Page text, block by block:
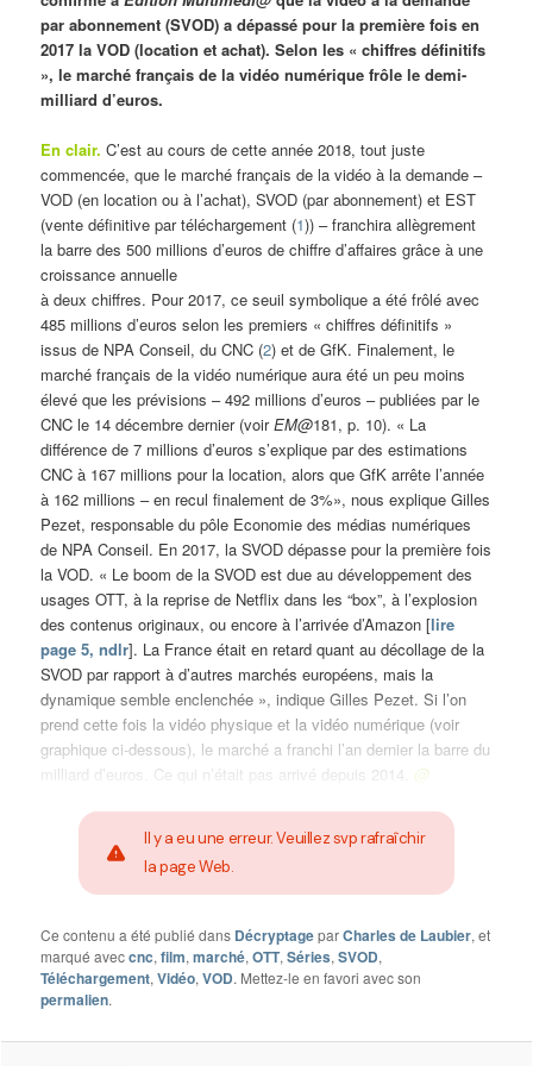
par abonnement (SVOD) a dépassé pour la première fois en
2017 la VOD (location et achat). Selon les « chiffres définitifs
», le marché français de la vidéo numérique frôle le demi-
milliard d’euros.
En clair. C’est au cours de cette année 2018, tout juste
commencée, que le marché français de la vidéo à la demande –
VOD (en location ou à l’achat), SVOD (par abonnement) et EST
(vente définitive par téléchargement (1)) – franchira allègrement
la barre des 500 millions d’euros de chiffre d’affaires grâce à une
croissance annuelle
à deux chiffres. Pour 2017, ce seuil symbolique a été frôlé avec
485 millions d’euros selon les premiers « chiffres définitifs »
issus de NPA Conseil, du CNC (2) et de GfK. Finalement, le
marché français de la vidéo numérique aura été un peu moins
élevé que les prévisions – 492 millions d’euros – publiées par le
CNC le 14 décembre dernier (voirEM@181, p. 10). « La
différence de 7 millions d’euros s’explique par des estimations
CNC à 167 millions pour la location, alors que GfK arrête l’année
à 162 millions – en recul finalement de 3%», nous explique Gilles
Pezet, responsable du pôle Economie des médias numériques
de NPA Conseil. En 2017, la SVOD dépasse pour la première fois
la VOD. « Le boom de la SVOD est due au développement des
usages OTT, à la reprise de Netflix dans les “box”, à l’explosion
des contenus originaux, ou encore à l’arrivée d’Amazon [lire
page 5, ndlr]. La France était en retard quant au décollage de la
SVOD par rapport à d’autres marchés européens, mais la
dynamique semble enclenchée », indique Gilles Pezet. Si l’on
prend cette fois la vidéo physique et la vidéo numérique (voir
graphique ci-dessous), le marché a franchi l’an dernier la barre du
milliard d’euros. Ce qui n’était pas arrivé depuis 2014. @
Il y a eu une erreur. Veuillez svp rafraîchir
la page Web.
Ce contenu a été publié dans DécryptageparCharles de Laubier, et
marqué aveccnc,film,marché,OTT,Séries,SVOD,
Téléchargement,Vidéo,VOD. Mettez-le en favori avec son
permalien.